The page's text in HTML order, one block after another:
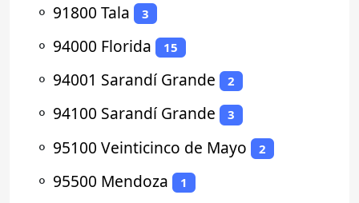
⚬ 91800 Tala 3
⚬ 94000 Florida 15
⚬ 94001 Sarandí Grande 2
⚬ 94100 Sarandí Grande 3
⚬ 95100 Veinticinco de Mayo 2
⚬ 95500 Mendoza 1